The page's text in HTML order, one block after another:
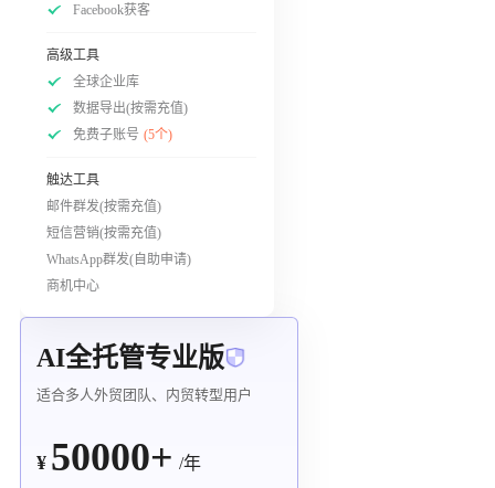
Facebook获客
高级工具
全球企业库
数据导出(按需充值)
免费子账号 (5个)
触达工具
邮件群发(按需充值)
短信营销(按需充值)
WhatsApp群发(自助申请)
商机中心
AI全托管专业版
适合多人外贸团队、内贸转型用户
¥ 50000+ /年